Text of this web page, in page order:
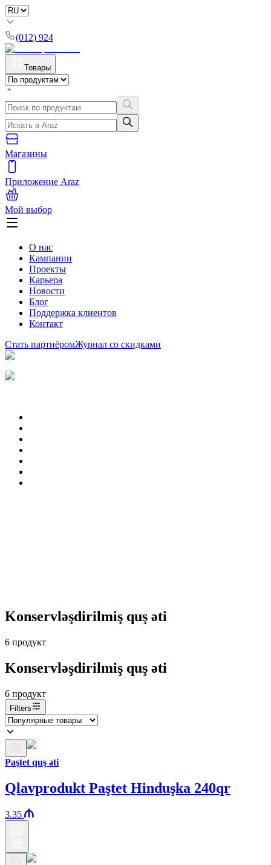
(012) 924
Товары
Магазины
Приложение Araz
Мой выбор
О нас
Кампании
Проекты
Карьера
Новости
Блог
Поддержка клиентов
Контакт
Стать партнёромЖурнал со скидками
Konservləşdirilmiş quş əti
6 продукт
Konservləşdirilmiş quş əti
6 продукт
Filters
Paştet quş əti
Qlavprodukt Paştet Hinduşka 240qr
3.35